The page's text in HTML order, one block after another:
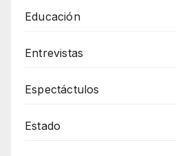
Educación
Entrevistas
Espectáctulos
Estado